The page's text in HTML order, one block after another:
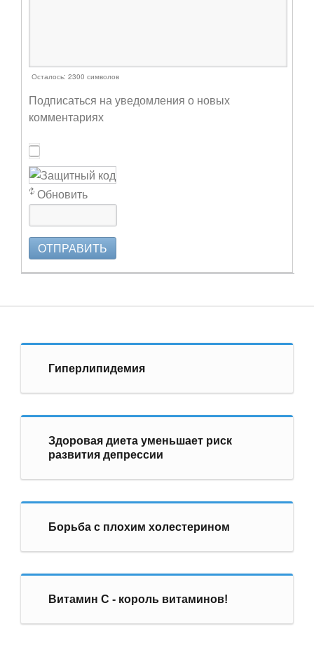
Осталось: 2300 символов
Подписаться на уведомления о новых
комментариях
Обновить
ОТПРАВИТЬ
Гиперлипидемия
Здоровая диета уменьшает риск
развития депрессии
Борьба с плохим холестерином
Витамин С - король витаминов!